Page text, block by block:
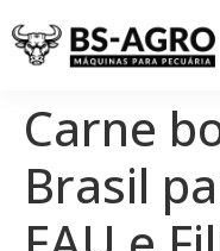
Carne
Brasil